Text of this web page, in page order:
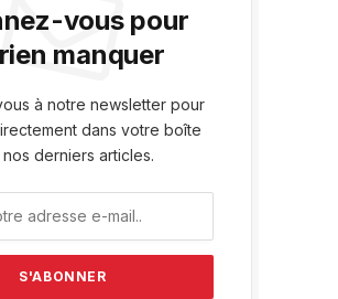
vous pour
manquer
à notre newsletter pour
dans votre boîte
nos derniers articles.